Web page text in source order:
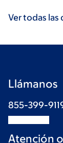
Ver todas las
Llámanos
855-399-
Atención